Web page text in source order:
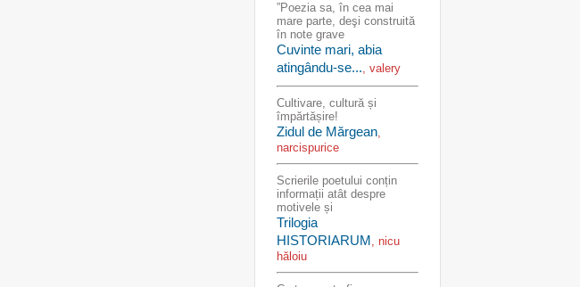
”Poezia sa, în cea mai
mare parte, deşi construită
în note grave
Cuvinte mari, abia
atingându-se..., valery
Cultivare, cultură și
împărtășire!
Zidul de Mărgean,
narcispurice
Scrierile poetului conțin
informații atât despre
motivele și
Trilogia
HISTORIARUM, nicu
hăloiu